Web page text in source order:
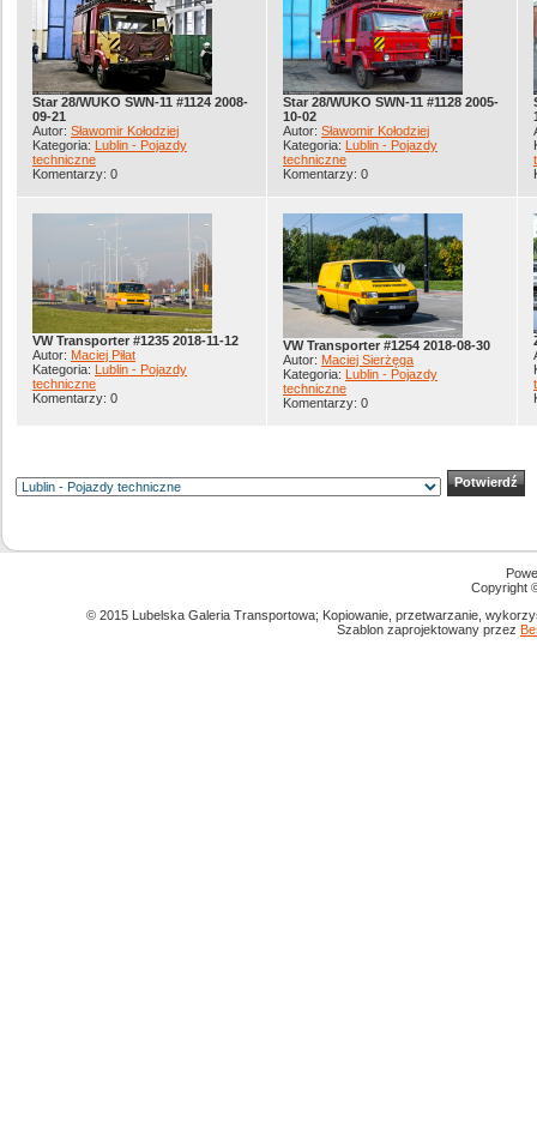
Star 28/WUKO SWN-11 #1124 2008-
09-21
Autor: Sławomir Kołodziej
Kategoria: Lublin - Pojazdy
techniczne
Komentarzy: 0
Star 28/WUKO SWN-11 #1128 2005-
10-02
Autor: Sławomir Kołodziej
Kategoria: Lublin - Pojazdy
techniczne
Komentarzy: 0
VW Transporter #1235 2018-11-12
Autor: Maciej Piłat
Kategoria: Lublin - Pojazdy
techniczne
Komentarzy: 0
VW Transporter #1254 2018-08-30
Autor: Maciej Sierżęga
Kategoria: Lublin - Pojazdy
techniczne
Komentarzy: 0
Copyright
© 2015 Lubelska Galeria Transportowa; Kopiowanie, przetwarzanie,
Szablon zaprojektowany przez